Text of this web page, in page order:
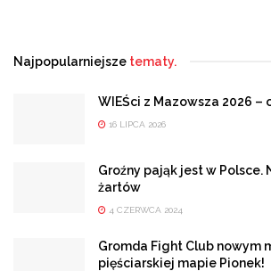
Najpopularniejsze tematy.
WIEŚci z Mazowsza 2026 –
16 LIPCA 2026
Groźny pająk jest w Polsce.
żartów
4 CZERWCA 2024
Gromda Fight Club nowym
pięściarskiej mapie Pionek!